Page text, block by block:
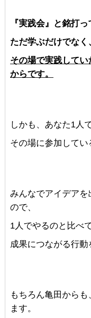
『実践会』と銘打っ
ただ学ぶだけでなく
その場で実践して
からです。
しかも、あなた1人
その場に参加してい
みんなでアイデアを
ので、
1人でやるのと比べて
成果につながる行動
もちろん亀田から も
ます。